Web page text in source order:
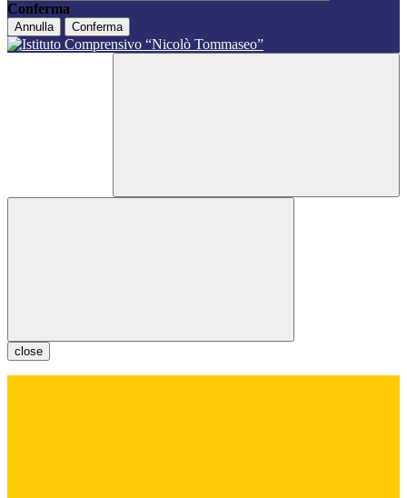
Conferma
Annulla Conferma
close